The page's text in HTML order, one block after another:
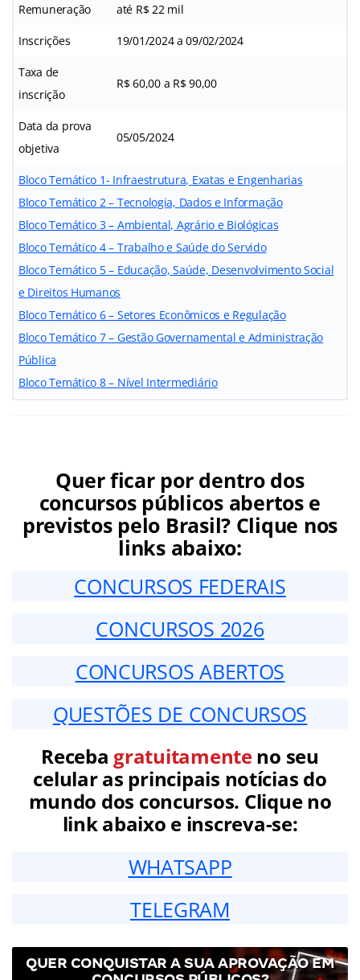
Remuneração até R$ 22 mil
Inscrições 19/01/2024 a 09/02/2024
Taxa de
inscrição
R$ 60,00 a R$ 90,00
Data da prova
objetiva
05/05/2024
Bloco Temático 1- Infraestrutura, Exatas e Engenharias
Bloco Temático 2 – Tecnologia, Dados e Informação
Bloco Temático 3 – Ambiental, Agrário e Biológicas
Bloco Temático 4 – Trabalho e Saúde do Servido
Bloco Temático 5 – Educação, Saúde, Desenvolvimento Social
e Direitos Humanos
Bloco Temático 6 – Setores Econômicos e Regulação
Bloco Temático 7 – Gestão Governamental e Administração
Pública
Bloco Temático 8 – Nível Intermediário
Quer ficar por dentro dos
concursos públicos abertos e
previstos pelo Brasil? Clique nos
links abaixo:
CONCURSOS FEDERAIS
CONCURSOS 2026
CONCURSOS ABERTOS
QUESTÕES DE CONCURSOS
Receba gratuitamenteno seu
celular as principais notícias do
mundo dos concursos. Clique no
link abaixo e inscreva-se:
WHATSAPP
TELEGRAM
QUER CONQUISTAR A SUA APROVAÇÃO EM